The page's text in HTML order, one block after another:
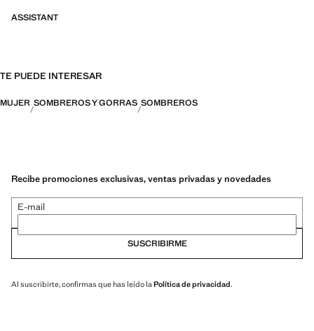
ASSISTANT
TE PUEDE INTERESAR
MUJER SOMBREROS Y GORRAS SOMBREROS
Recibe promociones exclusivas, ventas privadas y novedades
E-mail
SUSCRIBIRME
Al suscribirte, confirmas que has leído la Política de privacidad.